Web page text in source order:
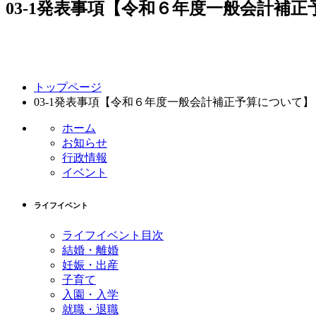
03-1発表事項【令和６年度一般会計補正
トップページ
03-1発表事項【令和６年度一般会計補正予算について】
ホーム
お知らせ
行政情報
イベント
ライフイベント
ライフイベント目次
結婚・離婚
妊娠・出産
子育て
入園・入学
就職・退職